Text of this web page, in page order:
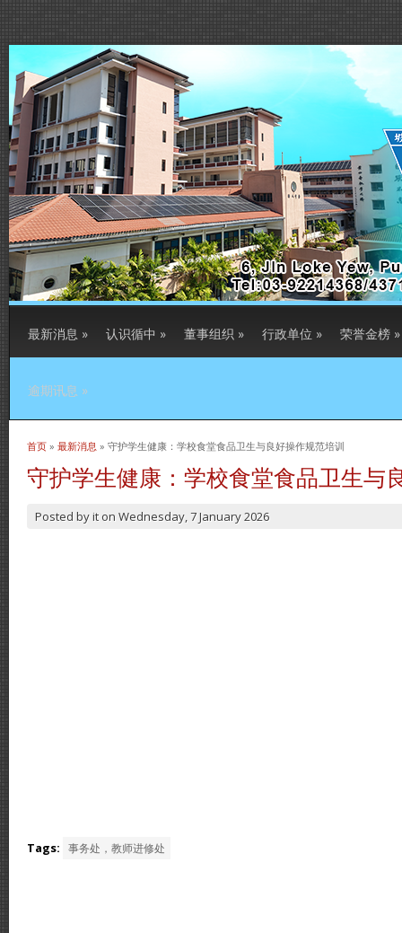
最新消息 » 认识循中 » 董事组织 » 行政单位 » 荣誉金榜 »
逾期讯息 »
当前位置
首页 » 最新消息 » 守护学生健康：学校食堂食品卫生与良好操作规范培训
守护学生健康：学校食堂食品卫生与
Posted byit on Wednesday, 7 January 2026
Tags: 事务处，教师进修处